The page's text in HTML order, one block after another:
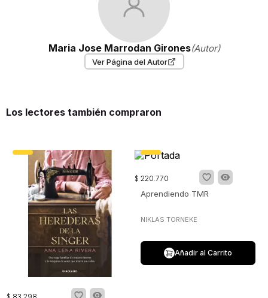
Maria Jose Marrodan Girones(Autor)
Ver Página del Autor
Los lectores también compraron
$ 220.770
Aprendiendo TMR
NIKLAS TORNEKE
Añadir al Carrito